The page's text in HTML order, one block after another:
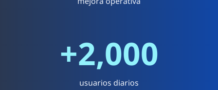
+2,000
usuarios diarios